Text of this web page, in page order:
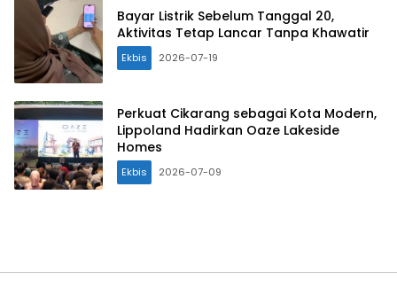
Bayar Listrik Sebelum Tanggal 20,
Aktivitas Tetap Lancar Tanpa Khawatir
Ekbis 2026-07-19
Perkuat Cikarang sebagai Kota Modern,
Lippoland Hadirkan Oaze Lakeside
Homes
Ekbis 2026-07-09